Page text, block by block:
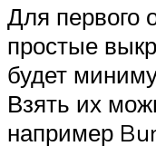
Для первого
простые
будет
Взять их
например